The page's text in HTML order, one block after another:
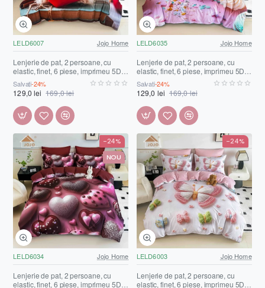
LELD6007 Jojo Home
Lenjerie de pat, 2 persoane, cu
elastic, finet, 6 piese, imprimeu 5D,
roz roșu, cățeluș, LELD6007
Salvați-24%
129,0 lei 169,0 lei
LELD6035 Jojo Home
Lenjerie de pat, 2 persoane, cu
elastic, finet, 6 piese, imprimeu 5D,
roz și turcoaz, cu macarons și
brioșe, LELD6035
Salvați-24%
129,0 lei 169,0 lei
NOU
-24%
LELD6034 Jojo Home
Lenjerie de pat, 2 persoane, cu
elastic, finet, 6 piese, imprimeu 5D,
-24%
LELD6003 Jojo Home
Lenjerie de pat, 2 persoane, cu
elastic, finet, 6 piese, imprimeu 5D,